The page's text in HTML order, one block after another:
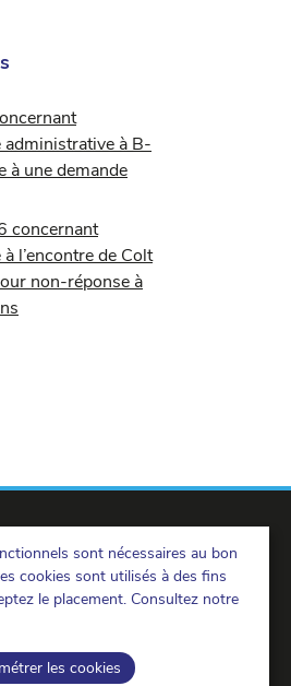
sont nécessaires au bon
cookies sont utilisés à des fins
le placement. Consultez notre
les cookies
administrative à B-
à une demande
concernant
l’encontre de Colt
non-réponse à